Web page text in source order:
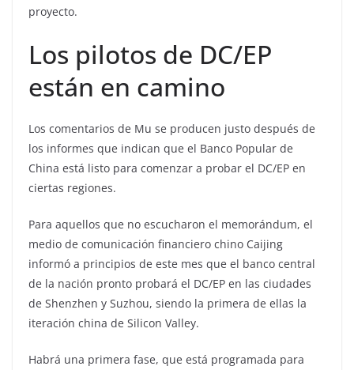
proyecto.
Los pilotos de DC/EP
están en camino
Los comentarios de Mu se producen justo después de
los informes que indican que el Banco Popular de
China está listo para comenzar a probar el DC/EP en
ciertas regiones.
Para aquellos que no escucharon el memorándum, el
medio de comunicación financiero chino Caijing
informó a principios de este mes que el banco central
de la nación pronto probará el DC/EP en las ciudades
de Shenzhen y Suzhou, siendo la primera de ellas la
iteración china de Silicon Valley.
Habrá una primera fase, que está programada para